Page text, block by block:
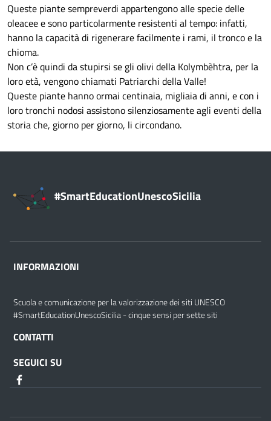
Queste piante sempreverdi appartengono alle specie delle
oleacee e sono particolarmente resistenti al tempo: infatti,
hanno la capacità di rigenerare facilmente i rami, il tronco e la
chioma.
Non c’è quindi da stupirsi se gli olivi della Kolymbèhtra, per la
loro età, vengono chiamati Patriarchi della Valle!
Queste piante hanno ormai centinaia, migliaia di anni, e con i
loro tronchi nodosi assistono silenziosamente agli eventi della
storia che, giorno per giorno, li circondano.
#SmartEducationUnescoSicilia
INFORMAZIONI
Scuola e comunicazione per la valorizzazione dei siti UNESCO
#SmartEducationUnescoSicilia - cinque sensi per sette siti
CONTATTI
SEGUICI SU